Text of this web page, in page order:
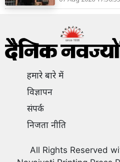
हमारे बारे में
विज्ञापन
संपर्क
निजता नीति
All Rights Reserved